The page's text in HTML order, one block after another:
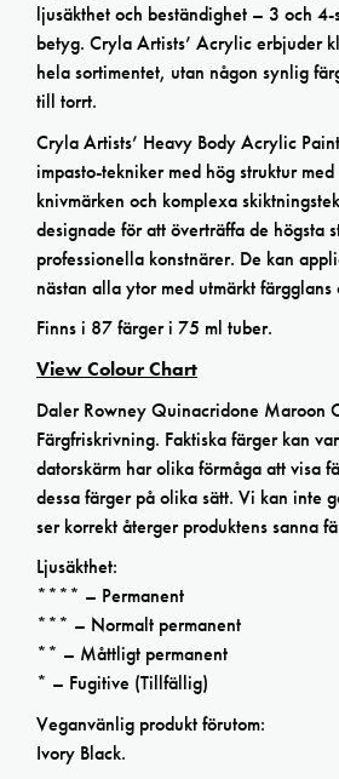
ljusäkthet och beständighet – 3 och
betyg. Cryla Artists’ Acrylic erbjuder
hela sortimentet, utan någon synlig
till torrt.
Cryla Artists’ Heavy Body Acrylic
impasto-tekniker med hög struktur
knivmärken och komplexa
designade för att överträffa de högsta
professionella konstnärer. De kan
nästan alla ytor med utmärkt färgglans
Finns i 87 färger i 75 ml tuber.
View Colour Chart
Daler Rowney Quinacridone Maroon
Färgfriskrivning. Faktiska färger kan
datorskärm har olika förmåga att visa
dessa färger på olika sätt. Vi kan inte
ser korrekt återger produktens sanna
Ljusäkthet:
**** – Permanent
*** – Normalt permanent
** – Måttligt permanent
* – Fugitive (Tillfällig)
Veganvänlig produkt förutom:
Ivory Black.